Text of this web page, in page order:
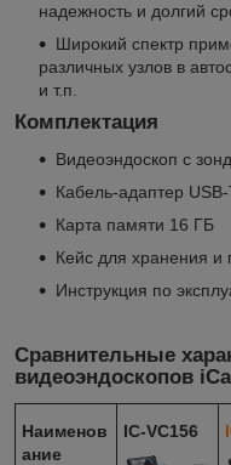
надежность и долгий
Широкий спектр
различных узлов в
и т.п.
Комплектация
Видеоэндоскоп с
Кабель-адаптер
Карта памяти 16 ГБ
Кейс для хранения и
Инструкция по
Сравнительные
видеоэндоскопов
Наименов
ание
IC-VC156